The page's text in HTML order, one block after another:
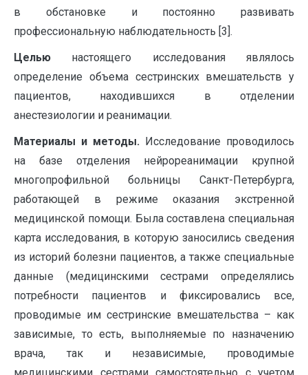
в обстановке и постоянно развивать
профессиональную наблюдательность [3].
Целью настоящего исследования являлось
определение объема сестринских вмешательств у
пациентов, находившихся в отделении
анестезиологии и реанимации.
Материалы и методы. Исследование проводилось
на базе отделения нейрореанимации крупной
многопрофильной больницы Санкт-Петербурга,
работающей в режиме оказания экстренной
медицинской помощи. Была составлена специальная
карта исследования, в которую заносились сведения
из историй болезни пациентов, а также специальные
данные (медицинскими сестрами определялись
потребности пациентов и фиксировались все,
проводимые им сестринские вмешательства – как
зависимые, то есть, выполняемые по назначению
врача, так и независимые, проводимые